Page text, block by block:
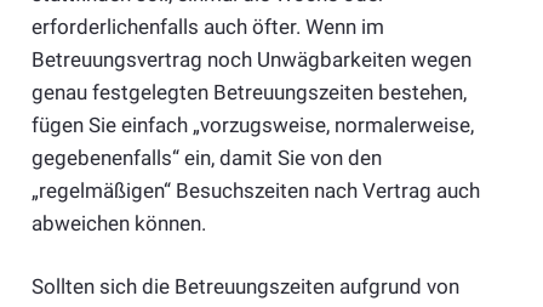
erforderlichenfalls auch öfter. Wenn im
Betreuungsvertrag noch Unwägbarkeiten wegen
genau festgelegten Betreuungszeiten bestehen,
fügen Sie einfach „vorzugsweise, normalerweise,
gegebenenfalls“ ein, damit Sie von den
„regelmäßigen“ Besuchszeiten nach Vertrag auch
abweichen können.
Sollten sich die Betreuungszeiten aufgrund von